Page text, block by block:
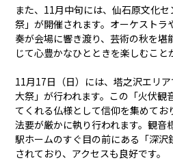
また、11月中旬には、仙石原文化
祭」が開催されます。オーケストラ
奏が会場に響き渡り、芸術の秋を堪
じて心豊かなひとときを楽しむこと
11月17日（日）には、塔之沢エリ
大祭」が行われます。この「火伏観
てくれる仏様として信仰を集めてお
法要が厳かに執り行われます。観音
駅ホームのすぐ目の前にある「深沢
されており、アクセスも良好です。